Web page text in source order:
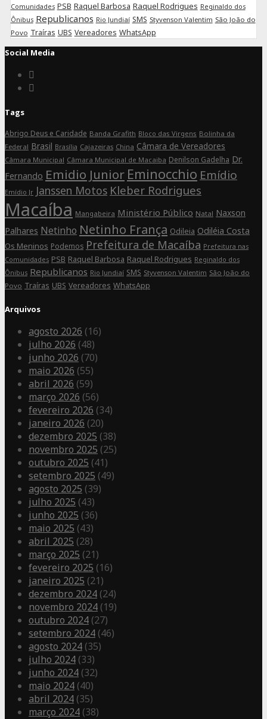
Comunidades PSB Raquel Barbosa Raquel Rodrigues Reginaldo dos
Ônibus Republicanos Rio Jundiaí SMS Styvenson Valentim São João do
Povo Traíras UBS Vereadores WhatsApp
Social Media
Connect
on
Connect
Tags
Abrigo Deus e Caridade Banda Grafith Bloco das Virgens Bolinha da
Federal Brasil Brasília Cajazeiras China Câmara de Vereadores
Câmara Municipal Câmara Municipal de Macaiba Denilson Gadelha Dr.
Fernando Emidio Junior Eminocchio Emídio
Emídio Jr Janssen Motos Kleber Rodrigues
Macaíba Mangabeira Ministério Público Natal Naxson
Palhares Netinho Netinho França Odileia Odiléia Costa
Os Meninos Podemos Prefeitura de Macaíba Prefeitura nas
Comunidades PSB Raquel Barbosa Raquel Rodrigues Reginaldo dos
Ônibus Republicanos Rio Jundiaí SMS Styvenson Valentim São João do
Povo Traíras UBS Vereadores WhatsApp
Arquivos
agosto 2026 (16)
julho 2026 (48)
junho 2026 (70)
maio 2026 (55)
abril 2026 (59)
março 2026 (56)
fevereiro 2026 (34)
janeiro 2026 (20)
dezembro 2025 (38)
novembro 2025 (25)
outubro 2025 (41)
setembro 2025 (49)
agosto 2025 (39)
julho 2025 (43)
junho 2025 (36)
maio 2025 (43)
abril 2025 (28)
março 2025 (21)
fevereiro 2025 (16)
janeiro 2025 (21)
dezembro 2024 (24)
novembro 2024 (19)
outubro 2024 (27)
setembro 2024 (46)
agosto 2024 (35)
julho 2024 (33)
junho 2024 (32)
maio 2024 (40)
abril 2024 (35)
março 2024 (38)